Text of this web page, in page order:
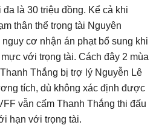
đa là 30 triệu đồng. Kể cả khi
thân thể trọng tài Nguyên
cơ nhận án phạt bổ sung khi
với trọng tài. Cách đây 2 mùa
Thắng bị trợ lý Nguyễn Lê
tích, dù không xác định được
vẫn cấm Thanh Thắng thi đấu
hạn với trọng tài.